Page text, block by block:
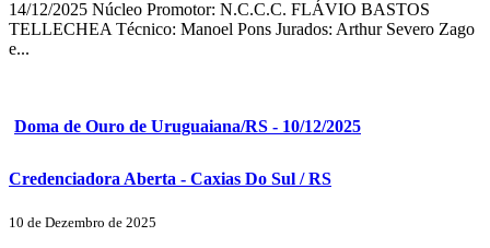
14/12/2025 Núcleo Promotor: N.C.C.C. FLÁVIO BASTOS
TELLECHEA Técnico: Manoel Pons Jurados: Arthur Severo Zago
e...
Doma de Ouro de Uruguaiana/RS - 10/12/2025
Credenciadora Aberta - Caxias Do Sul / RS
10 de Dezembro de 2025